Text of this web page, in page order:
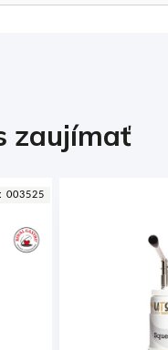
zaujímať
003525